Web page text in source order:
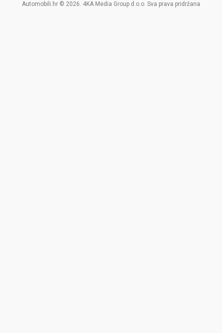
Automobili.hr © 2026. 4KA Media Group d.o.o. Sva prava pridržana